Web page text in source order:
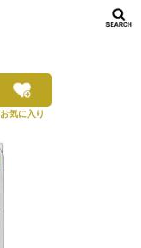
お気に入り